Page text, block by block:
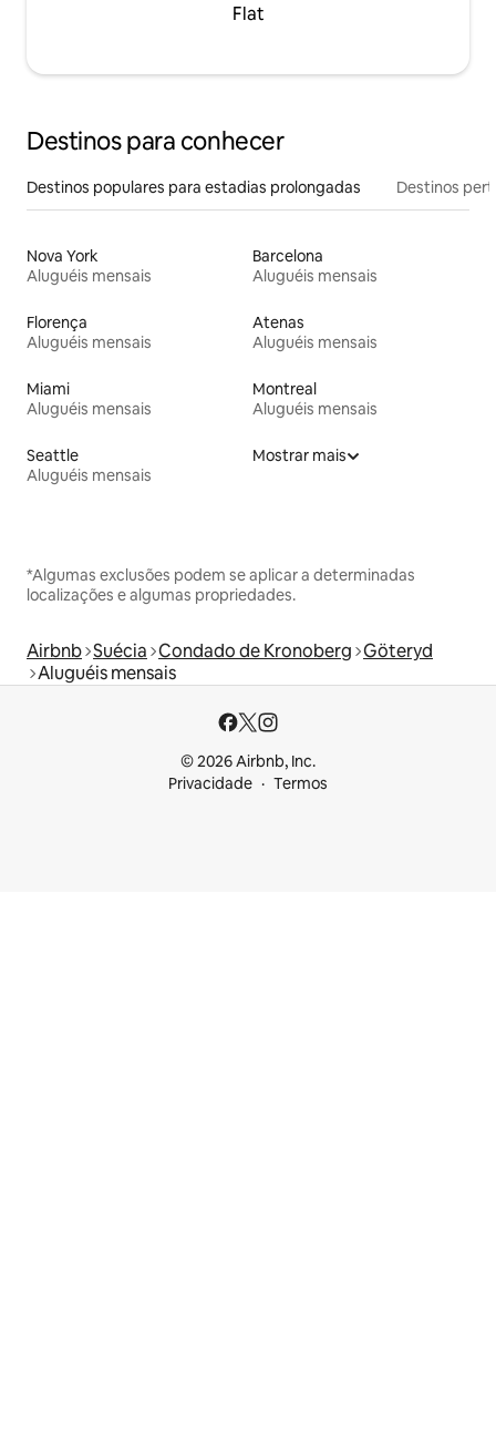
Flat
Destinos para conhecer
Destinos populares para estadias prolongadas Destinos
Nova York
Aluguéis mensais
Barcelona
Aluguéis mensais
Florença
Aluguéis mensais
Atenas
Aluguéis mensais
Miami
Aluguéis mensais
Montreal
Aluguéis mensais
Seattle
Aluguéis mensais
Mostrar mais
*Algumas exclusões podem se aplicar a determinadas
localizações e algumas propriedades.
Airbnb Suécia Condado de Kronoberg Göteryd
Aluguéis mensais
© 2026 Airbnb, Inc.
Privacidade
Termos